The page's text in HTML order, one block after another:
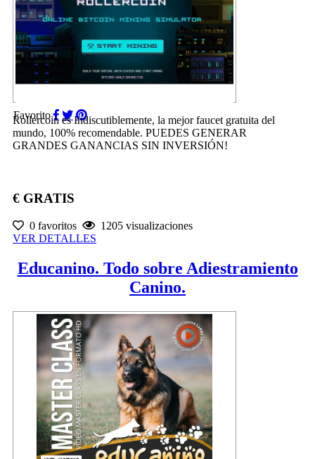
Favorito
Rollercoin es Indiscutiblemente, la mejor faucet gratuita del
mundo, 100% recomendable. PUEDES GENERAR
GRANDES GANANCIAS SIN INVERSIÓN!
€ GRATIS
0 favoritos
1205 visualizaciones
VER DETALLES
Educanino. Todo sobre Adiestramiento
Canino.